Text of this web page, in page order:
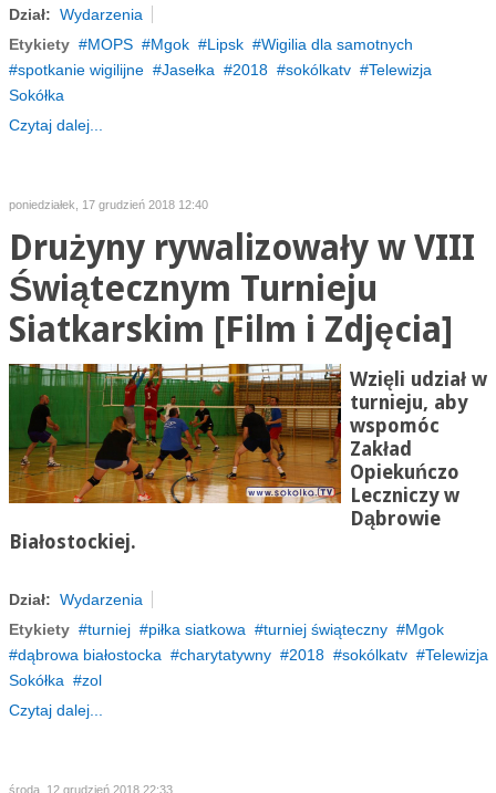
Dział: Wydarzenia
Etykiety
MOPS Mgok Lipsk
Wigilia dla samotnych
spotkanie wigilijne
Jasełka 2018 sokólkatv
Telewizja
Sokółka
Czytaj dalej...
poniedziałek, 17 grudzień 2018 12:40
Drużyny rywalizowały w VIII
Świątecznym Turnieju
Siatkarskim [Film i Zdjęcia]
Wzięli udział w
turnieju, aby
wspomóc
Zakład
Opiekuńczo
Leczniczy w
Dąbrowie
Białostockiej.
Dział: Wydarzenia
Etykiety
turniej piłka siatkowa turniej świąteczny
Mgok
dąbrowa białostocka
charytatywny 2018 sokólkatv
Telewizja
Sokółka
zol
Czytaj dalej...
środa, 12 grudzień 2018 22:33